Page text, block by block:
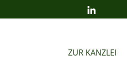
ZUR KANZLEI